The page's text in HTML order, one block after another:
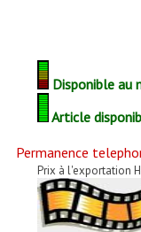
Disponible au
Article
Permanence
Prix à l'exportation